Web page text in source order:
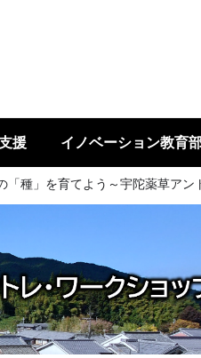
援 イノベーション教育
種」を育てよう～宇陀薬草アン